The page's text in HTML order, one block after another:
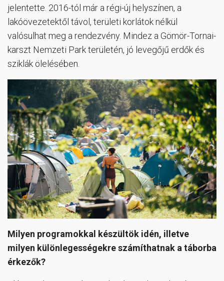
jelentette. 2016-tól már a régi-új helyszínen, a
lakóövezetektől távol, területi korlátok nélkül
valósulhat meg a rendezvény. Mindez a Gömör-Tornai-
karszt Nemzeti Park területén, jó levegőjű erdők és
sziklák ölelésében.
Milyen programokkal készültök idén, illetve
milyen különlegességekre számíthatnak a táborba
érkezők?